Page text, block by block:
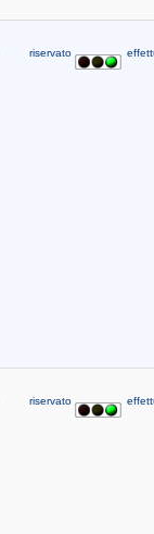
riservato
riservato